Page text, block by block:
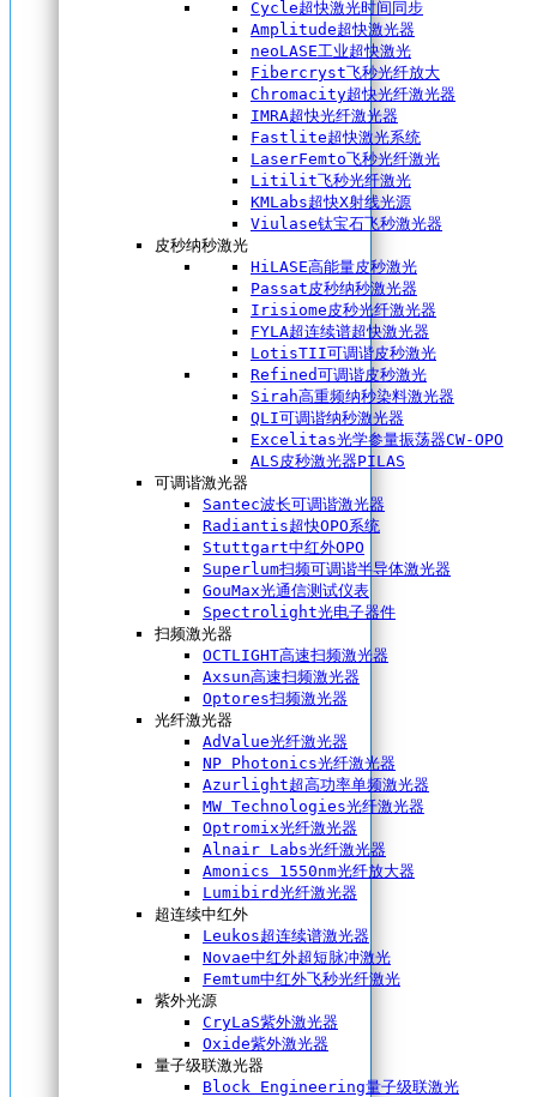
Cycle超快激光时间同步
Amplitude超快激光器
neoLASE工业超快激光
Fibercryst飞秒光纤放大
Chromacity超快光纤激光器
IMRA超快光纤激光器
Fastlite超快激光系统
LaserFemto飞秒光纤激光
Litilit飞秒光纤激光
KMLabs超快X射线光源
Viulase钛宝石飞秒激光器
皮秒纳秒激光
HiLASE高能量皮秒激光
Passat皮秒纳秒激光器
Irisiome皮秒光纤激光器
FYLA超连续谱超快激光器
LotisTII可调谐皮秒激光
Refined可调谐皮秒激光
Sirah高重频纳秒染料激光器
QLI可调谐纳秒激光器
Excelitas光学参量振荡器CW-OPO
ALS皮秒激光器PILAS
可调谐激光器
Santec波长可调谐激光器
Radiantis超快OPO系统
Stuttgart中红外OPO
Superlum扫频可调谐半导体激光器
GouMax光通信测试仪表
Spectrolight光电子器件
扫频激光器
OCTLIGHT高速扫频激光器
Axsun高速扫频激光器
Optores扫频激光器
光纤激光器
AdValue光纤激光器
NP Photonics光纤激光器
Azurlight超高功率单频激光器
MW Technologies光纤激光器
Optromix光纤激光器
Alnair Labs光纤激光器
Amonics 1550nm光纤放大器
Lumibird光纤激光器
超连续中红外
Leukos超连续谱激光器
Novae中红外超短脉冲激光
Femtum中红外飞秒光纤激光
紫外光源
CryLaS紫外激光器
Oxide紫外激光器
量子级联激光器
Block Engineering量子级联激光